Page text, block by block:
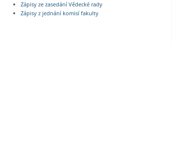
Zápisy ze zasedání Vědecké rady
Zápisy z jednání komisí fakulty